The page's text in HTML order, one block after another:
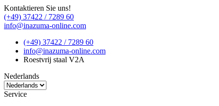
Kontaktieren Sie uns!
(+49) 37422 / 7289 60
info@inazuma-online.com
(+49) 37422 / 7289 60
info@inazuma-online.com
Roestvrij staal V2A
Nederlands
Service